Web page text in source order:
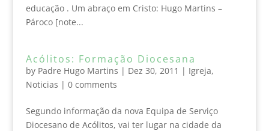
educação . Um abraço em Cristo: Hugo Martins –
Pároco [note...
Acólitos: Formação Diocesana
by Padre Hugo Martins | Dez 30, 2011 | Igreja,
Noticias | 0 comments
Segundo informação da nova Equipa de Serviço
Diocesano de Acólitos, vai ter lugar na cidade da